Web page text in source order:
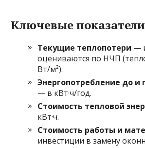
Ключевые показатели
Текущие теплопотери —
оцениваются по HЧП
Вт/м²).
Энергопотребление до и
— в кВт·ч/год.
Стоимость тепловой
кВт·ч.
Стоимость работы и
инвестиции в замену